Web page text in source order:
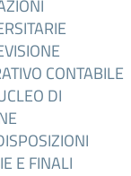
CONTABILE
DI
E FINALI